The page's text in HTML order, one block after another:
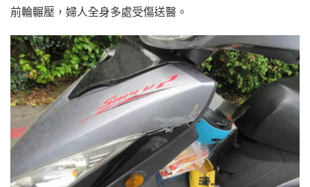
前輪輾壓，婦人全身多處受傷送醫。